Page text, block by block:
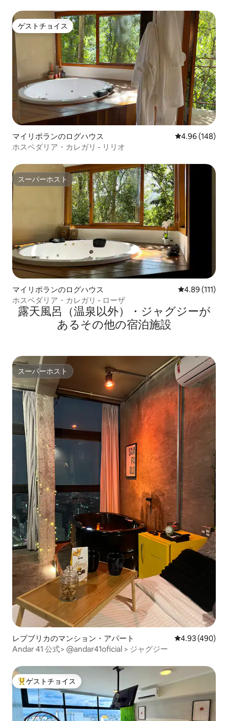
ゲストチョイス
ゲストチョイス
マイリポランのログハウス レビュー148
4.96 (148)
ホスペダリア・カレガリ - リリオ
スーパーホスト
スーパーホスト
マイリポランのログハウス レビュー111
4.89 (111)
ホスペダリア・カレガリ - ローザ
露天風呂（温泉以外）・ジャグジーが
あるその他の宿泊施設
スーパーホスト
スーパーホスト
レプブリカのマンション・アパート レビュー490
4.93 (490)
Andar 41 公式> @andar41oficial > ジャグジー
大好評のゲストチョイスです。
ゲストチョイス